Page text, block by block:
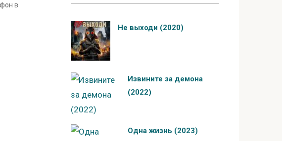
в
Не выходи (2020)
Извините за демона
(2022)
Одна жизнь (2023)